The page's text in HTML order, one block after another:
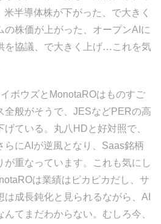
半導体株が下がった、で大きく
の株価が上がった、オープンAIに
を協議、で大きく上げ…これを気
ボウズとMonotaROはものすご
全般がそうで、JESなどPERの高
ている。丸八HDと好対照で、
らにAIが逆風となり、Saas銘柄
が重なっています。これも気にし
は業績はピカピカだし、サ
成長鈍化と見られるながら、AI
てまだわからない。むしろ今、